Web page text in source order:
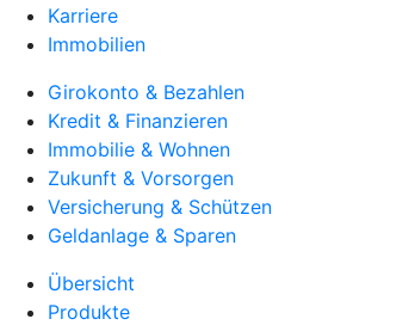
Karriere
Immobilien
Girokonto & Bezahlen
Kredit & Finanzieren
Immobilie & Wohnen
Zukunft & Vorsorgen
Versicherung & Schützen
Geldanlage & Sparen
Übersicht
Produkte